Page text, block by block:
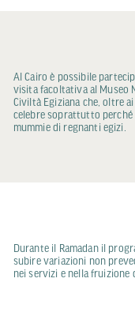
Al Cairo è possibile
visita facoltativa al Museo
Civiltà Egiziana che, oltre
celebre soprattutto perché
mummie di regnanti egizi.
Durante il Ramadan il
subire variazioni non
nei servizi e nella fruizione